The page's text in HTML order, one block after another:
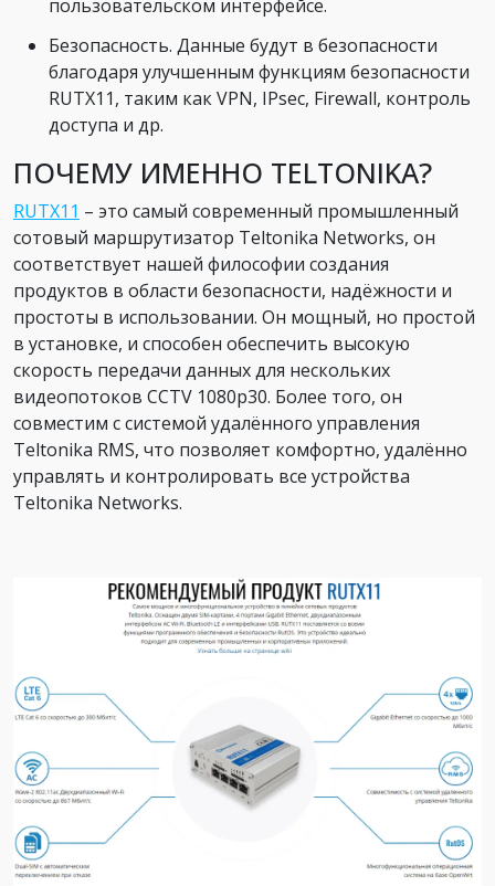
пользовательском интерфейсе.
Безопасность. Данные будут в безопасности
благодаря улучшенным функциям безопасности
RUTX11, таким как VPN, IPsec, Firewall, контроль
доступа и др.
ПОЧЕМУ ИМЕННО TELTONIKA?
RUTX11 – это самый современный промышленный
сотовый маршрутизатор Teltonika Networks, он
соответствует нашей философии создания
продуктов в области безопасности, надёжности и
простоты в использовании. Он мощный, но простой
в установке, и способен обеспечить высокую
скорость передачи данных для нескольких
видеопотоков CCTV 1080p30. Более того, он
совместим с системой удалённого управления
Teltonika RMS, что позволяет комфортно, удалённо
управлять и контролировать все устройства
Teltonika Networks.